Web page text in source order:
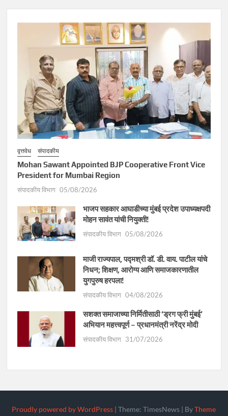
वृत्तवेध संपादकीय
Mohan Sawant Appointed BJP Cooperative Front Vice
President for Mumbai Region
संपादकीय विभाग 05/08/2026
भाजप सहकार आघाडीच्या मुंबई प्रदेश उपाध्यक्षपदी
मोहन सावंत यांची नियुक्ती!
संपादकीय विभाग 05/08/2026
माजी राज्यपाल, पद्मश्री डॉ. डी. वाय. पाटील यांचे
निधन; शिक्षण, आरोग्य आणि समाजकारणातील
युगपुरुष हरपला!
संपादकीय विभाग 04/08/2026
सशक्त समाजाच्या निर्मितीसाठी ‘ड्रग फ्री मुंबई’
अभियान महत्त्वपूर्ण – प्रधानमंत्री नरेंद्र मोदी
संपादकीय विभाग 31/07/2026
Proudly powered by WordPress |Theme: TimesNews | ByTheme